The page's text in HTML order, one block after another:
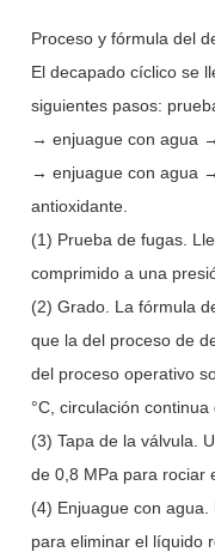
Proceso y fórmula del
El decapado cíclico se
siguientes pasos:
→ enjuague con agua
→ enjuague con agua
antioxidante.
(1) Prueba de fugas.
comprimido a una
(2) Grado. La fórmula
que la del proceso de
del proceso operativo
°C, circulación continua
(3) Tapa de la válvula.
de 0,8 MPa para rociar
(4) Enjuague con
para eliminar el líquido